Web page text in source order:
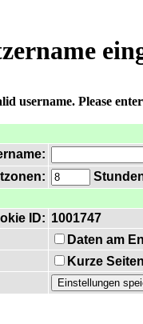
username. Please
ID: 1001747
Daten am
Kurze